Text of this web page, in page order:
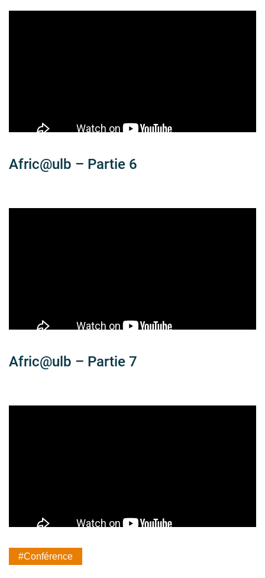
Afric@ulb – Partie 6
Afric@ulb – Partie 7
#Conférence